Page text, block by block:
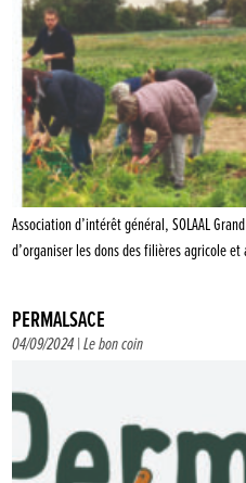
Association d’intérêt général, SOLAAL
d’organiser les dons des filières agricole
PERMALSACE
04/09/2024 |Le bon coin